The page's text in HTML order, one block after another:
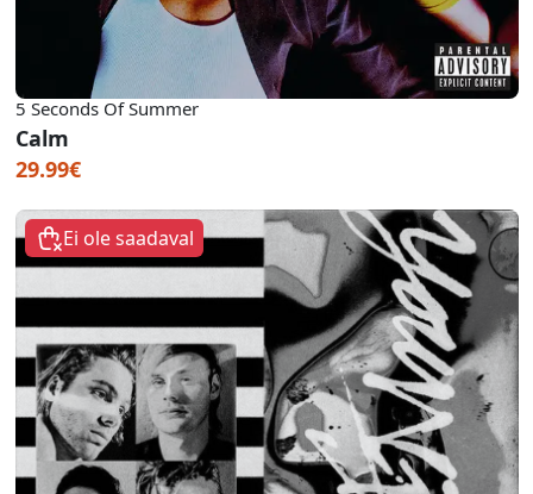
5 Seconds Of Summer
Calm
29.99€
Ei ole saadaval